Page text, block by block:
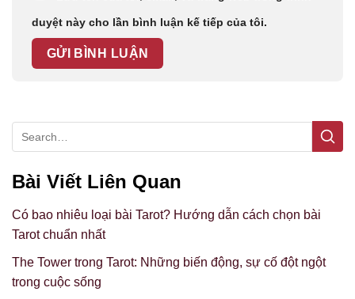
duyệt này cho lần bình luận kế tiếp của tôi.
Bài Viết Liên Quan
Có bao nhiêu loại bài Tarot? Hướng dẫn cách chọn bài
Tarot chuẩn nhất
The Tower trong Tarot: Những biến động, sự cố đột ngột
trong cuộc sống